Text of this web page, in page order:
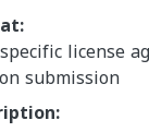
license
submission